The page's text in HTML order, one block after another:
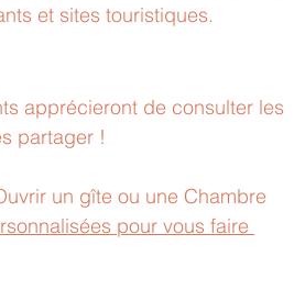
et sites touristiques.
apprécieront de consulter les
partager !
un gîte ou une Chambre
pour vous faire